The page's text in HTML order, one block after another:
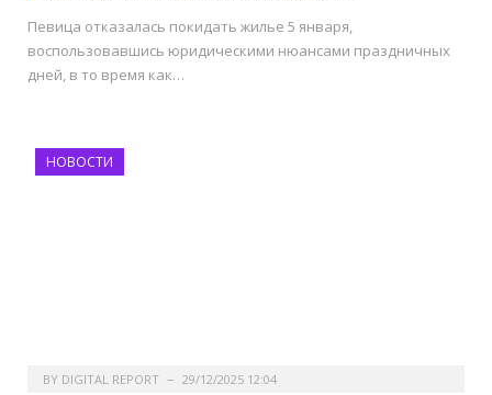
Певица отказалась покидать жилье 5 января,
воспользовавшись юридическими нюансами праздничных
дней, в то время как…
НОВОСТИ
BY DIGITAL REPORT 29/12/2025 12:04